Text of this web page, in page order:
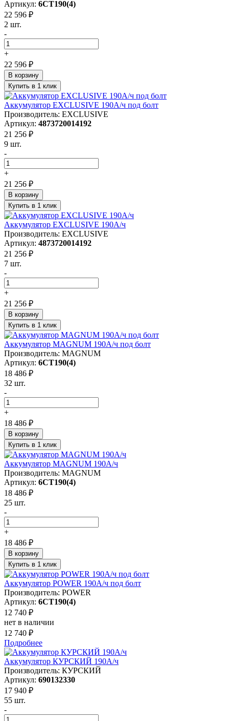
Артикул: 6СТ190(4)
22 596 ₽
2 шт.
-
+
22 596 ₽
В корзину
Купить в 1 клик
Аккумулятор EXCLUSIVE 190А/ч под болт
Производитель: EXCLUSIVE
Артикул: 4873720014192
21 256 ₽
9 шт.
-
+
21 256 ₽
В корзину
Купить в 1 клик
Аккумулятор EXCLUSIVE 190А/ч
Производитель: EXCLUSIVE
Артикул: 4873720014192
21 256 ₽
7 шт.
-
+
21 256 ₽
В корзину
Купить в 1 клик
Аккумулятор MAGNUM 190А/ч под болт
Производитель: MAGNUM
Артикул: 6СТ190(4)
18 486 ₽
32 шт.
-
+
18 486 ₽
В корзину
Купить в 1 клик
Аккумулятор MAGNUM 190А/ч
Производитель: MAGNUM
Артикул: 6СТ190(4)
18 486 ₽
25 шт.
-
+
18 486 ₽
В корзину
Купить в 1 клик
Аккумулятор POWER 190А/ч под болт
Производитель: POWER
Артикул: 6СТ190(4)
12 740 ₽
нет в наличии
12 740 ₽
Подробнее
Аккумулятор КУРСКИЙ 190А/ч
Производитель: КУРСКИЙ
Артикул: 690132330
17 940 ₽
55 шт.
-